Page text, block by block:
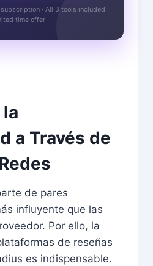
· All 3 tools included
time offer
a Través de
de pares
influyente que las
Por ello, la
de reseñas
es indispensable.